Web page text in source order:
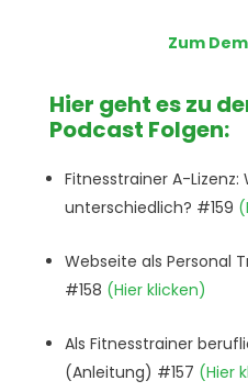
Zum
Hier geht es zu
Podcast Folgen:
Fitnesstrainer A-
unterschiedlich? #159
Webseite als Personal
#158 (Hier klicken)
Als Fitnesstrainer
(Anleitung) #157 (Hier